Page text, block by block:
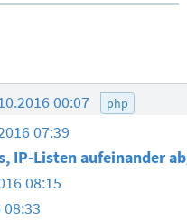
00:07 php
07:39
IP-Listen aufeinander
08:15
08:33